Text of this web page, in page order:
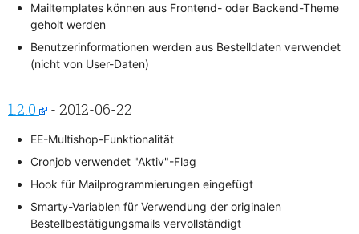
Mailtemplates können aus Frontend- oder Backend-Theme
geholt werden
Benutzerinformationen werden aus Bestelldaten verwendet
(nicht von User-Daten)
1.2.0 - 2012-06-22
EE-Multishop-Funktionalität
Cronjob verwendet "Aktiv"-Flag
Hook für Mailprogrammierungen eingefügt
Smarty-Variablen für Verwendung der originalen
Bestellbestätigungsmails vervollständigt